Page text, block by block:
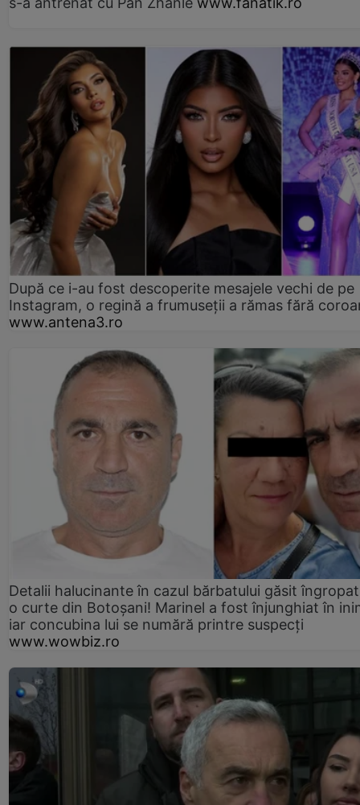
După ce i-au fost descoperite mesajele vechi de pe
Instagram, o regină a frumuseții a rămas fără
www.antena3.ro
Detalii halucinante în cazul bărbatului găsit
o curte din Botoșani! Marinel a fost înjunghiat în
iar concubina lui se numără printre suspecți
www.wowbiz.ro